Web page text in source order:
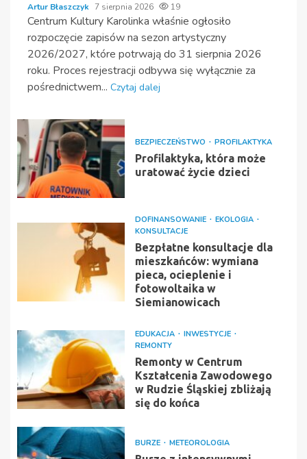
Artur Błaszczyk 7 sierpnia 2026 19
Centrum Kultury Karolinka właśnie ogłosiło
rozpoczęcie zapisów na sezon artystyczny
2026/2027, które potrwają do 31 sierpnia 2026
roku. Proces rejestracji odbywa się wyłącznie za
pośrednictwem... Czytaj dalej
BEZPIECZEŃSTWO PROFILAKTYKA
Profilaktyka, która może
uratować życie dzieci
DOFINANSOWANIE
EKOLOGIA
KONSULTACJE
Bezpłatne konsultacje dla
mieszkańców: wymiana
pieca, ocieplenie i
fotowoltaika w
Siemianowicach
EDUKACJA
INWESTYCJE
REMONTY
Remonty w Centrum
Kształcenia Zawodowego
w Rudzie Śląskiej zbliżają
się do końca
BURZE METEOROLOGIA